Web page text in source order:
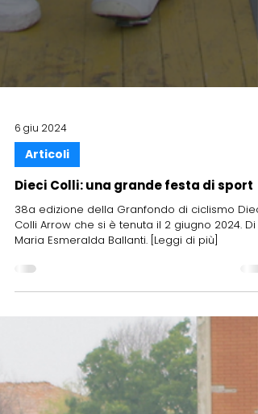
6 giu 2024
Articoli
Dieci Colli: una grande festa di sport
38a edizione della Granfondo di ciclismo Dieci
Maria Esmeralda Ballanti. [Leggi di più]